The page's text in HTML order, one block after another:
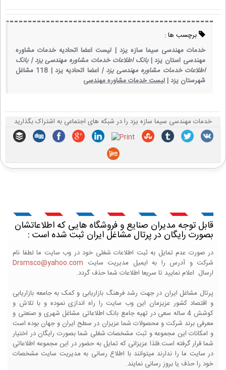
برچسب ها :
خدمات مهندسی سیما سازه یزد | لیست اعضا اتحادیه خدمات مشاوره
مهندسی استان یزد | بانک اطلاعات خدمات مشاوره مهندسی یزد | بانک
اطلاعات خدمات مشاوره مهندسی یزد | اعضا اتحادیه یزد |
118 مشاغل
شهرستان یزد |لیست خدمات مشاوره مهندسی
خدمات مهندسی سیما سازه یزد را در شبکه های اجتماعی به اشتراک بگذارید
قابل توجه مدیران صنایع و فروشگاه هایی که اطلاعاتشان
بصورت رایگان در پرتال مشاغل ایران ثبت شده است :
در صورت عدم تمایل به ثبت اطلاعات شغلی خود در وب سایت ما لطفا نام
شرکت و آدرس را به ایمیل مدیریت سایت Drsmsco@yahoo.com
ارسال اعلام نمایید تا سریعا اطلاعات شما حذف گردد.
پرتال مشاغل ایران در جهت رشد فرهنگ بازاریابی و کمک به جامعه بازاریابی
و اقتصاد کشور عزیزمان این وب سایت را راه اندازی نموده و با تلاش و
کوشش 4 ساله سعی در تهیه جامع بانک اطلاعاتی مشاغل شهری و صنعتی و
معرفی برند شرکت و محصولات شما عزیزان در سطح ایران و جهان بوده است
و امکانات این مجموعه و ثبت مشخصات شغلی شما بصورت رایگان در اختیار
شما قرار گرفته است.فلذا عزیزانی که تمایل به حضور در این مجموعه اطلاعاتی
در سایت ما را ندارند میتوانند با اطلاع رسانی به مدیریت سایت مشخصات
خود را حذف یا بروز رسانی نمایند.